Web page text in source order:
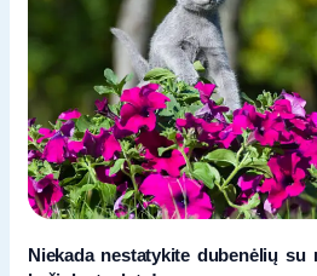
Niekada nestatykite dubenėlių